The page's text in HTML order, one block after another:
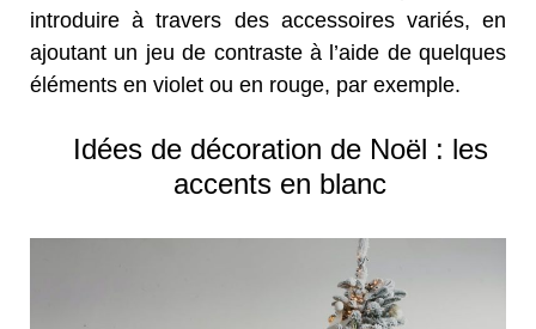
introduire à travers des accessoires variés, en
ajoutant un jeu de contraste à l’aide de quelques
éléments en violet ou en rouge, par exemple.
Idées de décoration de Noël : les
accents en blanc